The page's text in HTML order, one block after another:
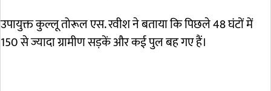
उपायुक्त कुल्लू तोरूल एस. रवीश ने बताया कि पिछले 48 घंटों में
150 से ज्यादा ग्रामीण सड़कें और कई पुल बह गए हैं।